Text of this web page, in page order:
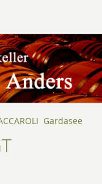
Gardasee